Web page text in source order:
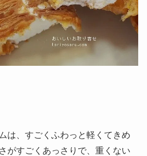
は、すごくふわっと軽くてきめ
がすごくあっさりで、重くない